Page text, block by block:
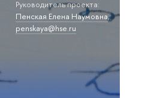
Руководитель проекта:
Пенская Елена Наумовна,
penskaya@hse.ru